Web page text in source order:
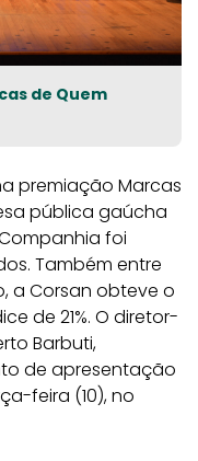
de Quem
premiação Marcas
pública gaúcha
foi
Também entre
a Corsan obteve o
de 21%. O diretor-
Barbuti,
de apresentação
feira (10), no